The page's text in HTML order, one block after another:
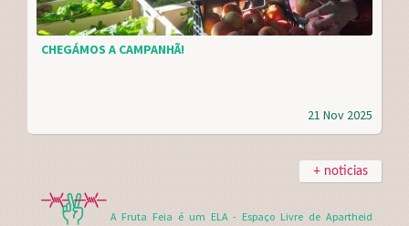
21 Nov 2025
CHEGÁMOS A CAMPANHÃ!
+ noticias
A Fruta Feia é um ELA - Espaço Livre de Apartheid